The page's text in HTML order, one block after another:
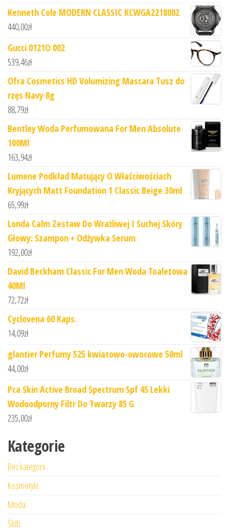
Kenneth Cole MODERN CLASSIC KCWGA2218002
440,00zł
Gucci 0121O 002
539,46zł
Ofra Cosmetics HD Volumizing Mascara Tusz do
rzęs Navy 8g
88,79zł
Bentley Woda Perfumowana For Men Absolute
100Ml
163,94zł
Lumene Podkład Matujący O Właściwościach
Kryjących Matt Foundation 1 Classic Beige 30ml
65,99zł
Londa Calm Zestaw Do Wrażliwej I Suchej Skóry
Głowy: Szampon + Odżywka Serum
192,00zł
David Beckham Classic For Men Woda Toaletowa
40Ml
72,72zł
Cyclovena 60 Kaps.
14,09zł
glantier Perfumy 525 kwiatowo-owocowe 50ml
44,00zł
Pca Skin Active Broad Spectrum Spf 45 Lekki
Wodoodporny Filtr Do Twarzy 85 G
235,00zł
Kategorie
Bez kategorii
Kosmetyki
Moda
Ślub